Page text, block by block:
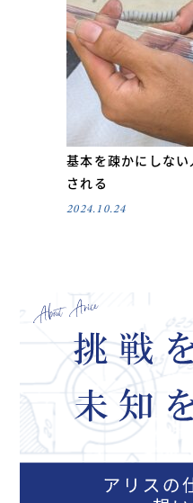
基本を疎かにしな
される
2024.10.24